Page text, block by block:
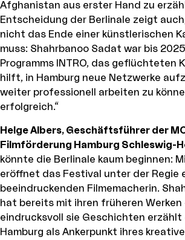
Afghanistan aus erster Hand zu
Entscheidung der Berlinale zeigt
nicht das Ende einer künstlerischen
muss: Shahrbanoo Sadat war bis
Programms INTRO, das geflüchteten
hilft, in Hamburg neue Netzwerke
weiter professionell arbeiten zu
erfolgreich.“
Helge Albers, Geschäftsführer der
Filmförderung Hamburg Schleswig-
könnte die Berlinale kaum beginnen:
eröffnet das Festival unter der Regie
beeindruckenden Filmemacherin.
hat bereits mit ihren früheren Werken
eindrucksvoll sie Geschichten erzählt
Hamburg als Ankerpunkt ihres